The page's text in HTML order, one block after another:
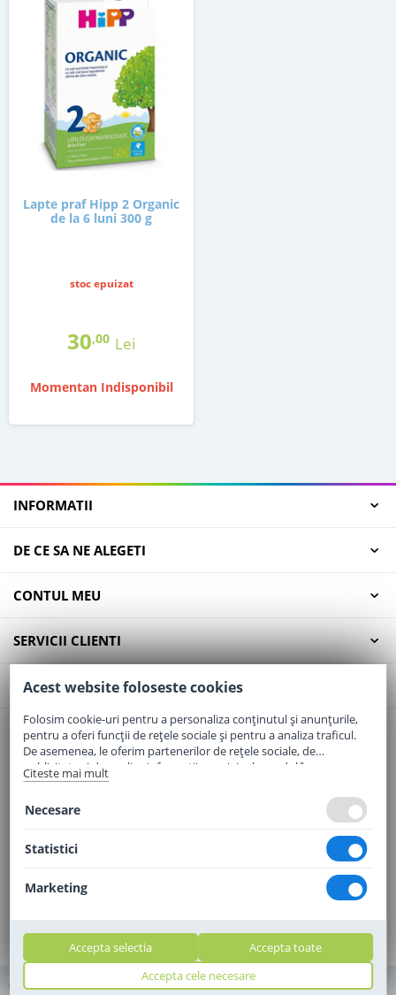
Lapte praf Hipp 2 Organic
de la 6 luni 300 g
stoc epuizat
30,00 Lei
Momentan Indisponibil
INFORMATII
DE CE SA NE ALEGETI
CONTUL MEU
SERVICII CLIENTI
CONTACT
Email:office@elaptepraf.ro
Telefon:0745-964-449
Adresa:Sos. Borsului, Nr. 20, Oradea, Jud. Bihor
© 2010 - 2010 - 2026 elaptepraf.ro. Toate drepturile rezervate
Acest website foloseste cookies
Folosim cookie-uri pentru a personaliza conținutul și anunțurile,
pentru a oferi funcții de rețele sociale și pentru a analiza traficul.
De asemenea, le oferim partenerilor de rețele sociale, de
publicitate și de analize informații cu privire la modul în care
folosiți site-ul nostru. Aceștia le pot combina cu alte informații
Citeste mai mult
Necesare
Statistici
Marketing
Accepta cele necesare
Accepta selectia Accepta toate